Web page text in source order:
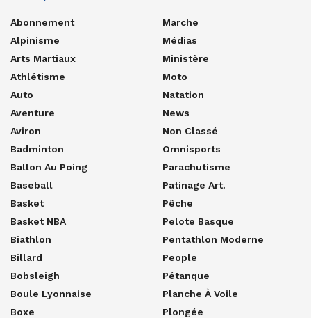
Abonnement
Alpinisme
Arts Martiaux
Athlétisme
Auto
Aventure
Aviron
Badminton
Ballon Au Poing
Baseball
Basket
Basket NBA
Biathlon
Billard
Bobsleigh
Boule Lyonnaise
Boxe
Marche
Médias
Ministère
Moto
Natation
News
Non Classé
Omnisports
Parachutisme
Patinage Art.
Pêche
Pelote Basque
Pentathlon Moderne
People
Pétanque
Planche À Voile
Plongée